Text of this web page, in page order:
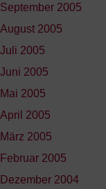
September 2005
August 2005
Juli 2005
Juni 2005
Mai 2005
April 2005
März 2005
Februar 2005
Dezember 2004